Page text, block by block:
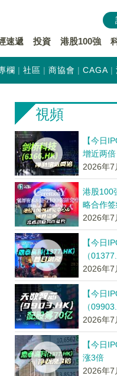
速遞 投資 港股100強
欄 社區 商協會 CAGA
視頻
【今日
增近两倍
2026年7
港股100
略合作签
2026年7
【今日
（
2026年7
【今日
（
2026年7
【今日
涨3倍
2026年7